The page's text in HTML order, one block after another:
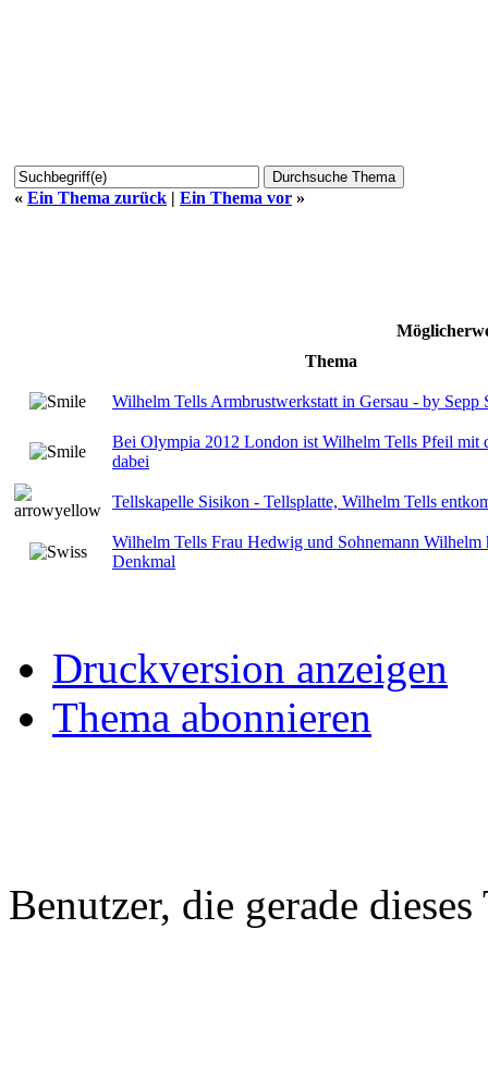
« Ein Thema zurück | Ein Thema vor »
Thema
Wilhelm Tells Armbrustwerkstatt in Gersau - by Sepp
Bei Olympia 2012 London ist Wilhelm Tells Pfeil mit
dabei
Tellskapelle Sisikon - Tellsplatte, Wilhelm Tells
Wilhelm Tells Frau Hedwig und Sohnemann Wilhelm
Denkmal
Druckversion anzeigen
Thema abonnieren
Benutzer, die gerade